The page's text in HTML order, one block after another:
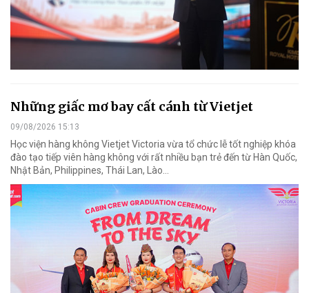
Những giấc mơ bay cất cánh từ Vietjet
09/08/2026 15:13
Học viện hàng không Vietjet Victoria vừa tổ chức lễ tốt nghiệp khóa
đào tạo tiếp viên hàng không với rất nhiều bạn trẻ đến từ Hàn Quốc,
Nhật Bản, Philippines, Thái Lan, Lào…